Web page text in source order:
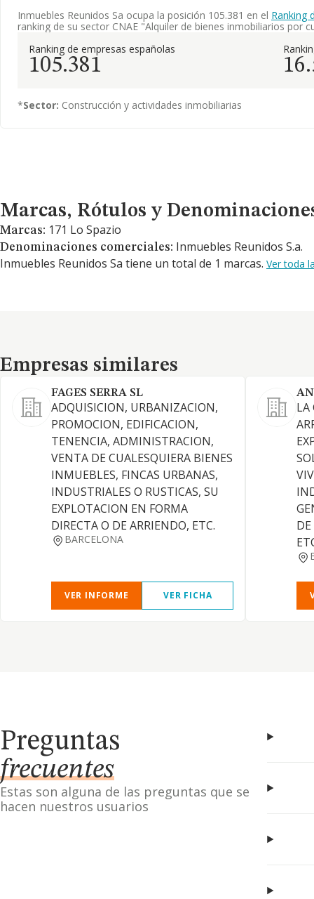
Inmuebles Reunidos Sa ocupa la posición 105.381 en el Ranking
ranking de su sector CNAE "Alquiler de bienes inmobiliarios por
Ranking de empresas españolas
105.381
*Sector: Construcción y actividades inmobiliarias
Marcas, Rótulos y Denominaciones Comerciales
Marcas, Rótulos y
Marcas: 171 Lo Spazio
Denominaciones comerciales: Inmuebles Reunidos S.a.
Inmuebles Reunidos Sa tiene un total de 1 marcas. Ver toda
Empresas similares
Empresas similares
FAGES SERRA SL
ADQUISICION, URBANIZACION,
PROMOCION, EDIFICACION,
TENENCIA, ADMINISTRACION,
VENTA DE CUALESQUIERA BIENES
INMUEBLES, FINCAS URBANAS,
INDUSTRIALES O RUSTICAS, SU
EXPLOTACION EN FORMA
DIRECTA O DE ARRIENDO, ETC.
BARCELONA
VER INFORME VER FICHA
LA
Preguntas
frecuentes
Estas son alguna de las preguntas que se
hacen nuestros usuarios